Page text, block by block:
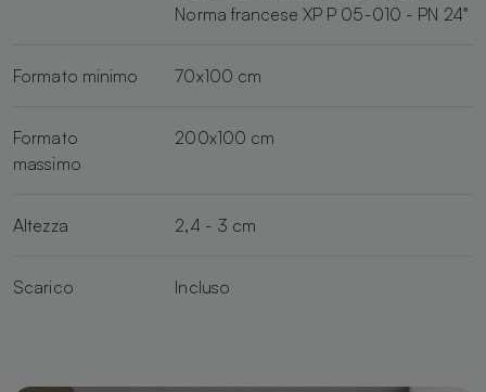
Norma francese XP P 05-010 - PN 24"
Formato minimo 70x100 cm
Formato
massimo
200x100 cm
Altezza 2,4 - 3 cm
Scarico Incluso